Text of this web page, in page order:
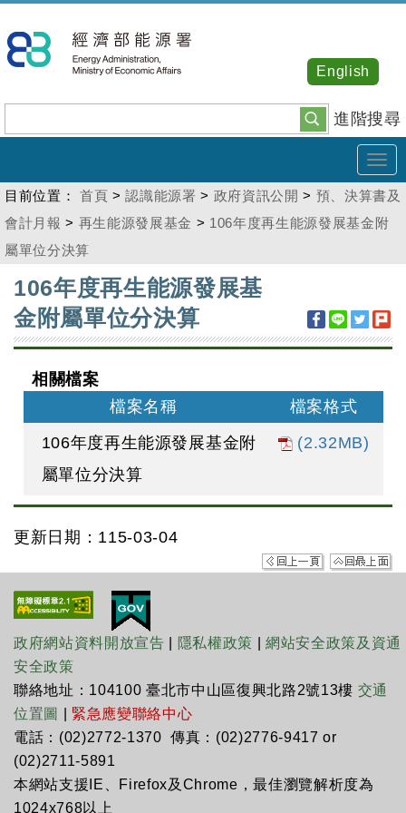
到
主
內
容
進階搜尋
English
目前位置： 首頁 >認識能源署 > 政府資訊公開 > 預、決算書及
會計月報 > 再生能源發展基金 > 106年度再生能源發展基金附
屬單位分決算
106年度再生能源發展基
金附屬單位分決算
相關檔案
檔案名稱
檔案格式
106年度再生能源發展基金附
屬單位分決算
(2.32MB)
更新日期：115-03-04
政府網站資料開放宣告 隱私權政策 |網站安全政策及資通
安全政策
聯絡地址：104100 臺北市中山區復興北路2號13樓 交通
位置圖
緊急應變聯絡中心
電話：(02)2772-1370 傳真：(02)2776-9417 or
(02)2711-5891
本網站支援IE、Firefox及Chrome，最佳瀏覽解析度為
1024x768以上